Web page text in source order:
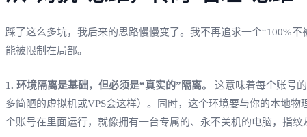
踩了这么多坑，我后来的思路慢慢变了。我不再追求一个“100%
能被限制在局部。
1. 环境隔离是基础，但必须是“真实的”隔离。
这意味着每个账号
多简陋的虚拟机或VPS会这样）。同时，这个环境要与你的本地物
个账号在里面运行，就像拥有一台专属的、永不关机的电脑，指纹